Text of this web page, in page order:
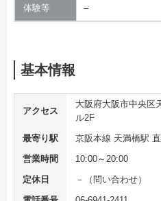
体験等 –
基本情報
アクセス
大阪府大阪市中央区
ル2F
最寄り駅
京阪本線 天満橋駅
営業時間
10:00～20:00
定休日
－（問い合わせ）